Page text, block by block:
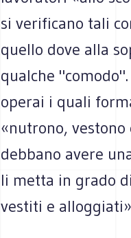
si verificano tali
quello dove alla
qualche
operai i quali
«nutrono, vestono
debbano avere
li metta in grado
vestiti e